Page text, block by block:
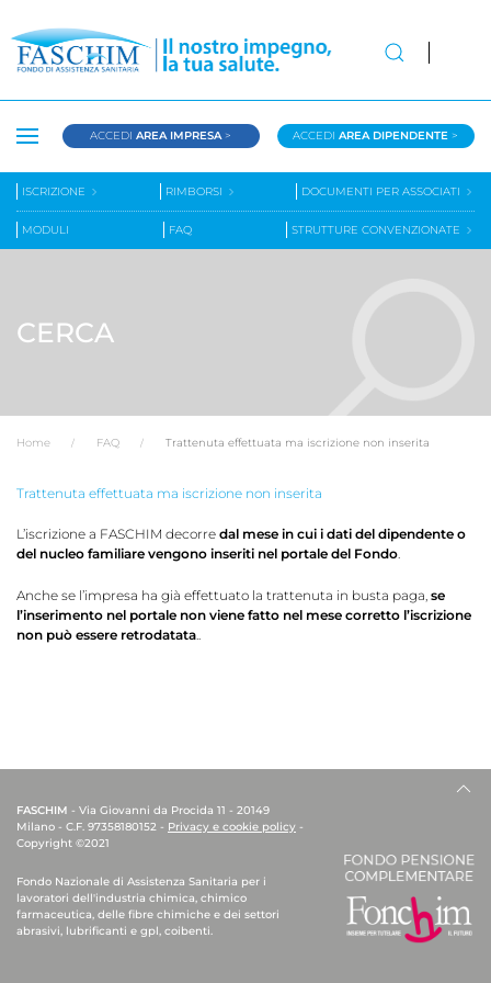
ACCEDIAREA IMPRESA > ACCEDIAREA DIPENDENTE >
ISCRIZIONE RIMBORSI DOCUMENTI PER ASSOCIATI
MODULI FAQ STRUTTURE CONVENZIONATE
CERCA
Home FAQ Trattenuta effettuata ma iscrizione non inserita
Trattenuta effettuata ma iscrizione non inserita
L’iscrizione a FASCHIM decorre dal mese in cui i dati del dipendente o
del nucleo familiare vengono inseriti nel portale del Fondo
Anche se l’impresa ha già effettuato la trattenuta in busta paga, se
l’inserimento nel portale non viene fatto nel mese corretto l’iscrizione
non può essere retrodatata
FASCHIM - Via Giovanni da Procida 11 - 20149
Milano - C.F. 97358180152 - Privacy e cookie policy -
Copyright ©2021
Fondo Nazionale di Assistenza Sanitaria per i
lavoratori dell'industria chimica, chimico
farmaceutica, delle fibre chimiche e dei settori
abrasivi, lubrificanti e gpl, coibenti.